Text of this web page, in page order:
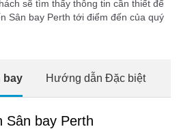
sẽ tìm thấy thông tin cần thiết để
Sân bay Perth tới điểm đến của quý
bay Hướng dẫn Đặc biệt
Sân bay Perth